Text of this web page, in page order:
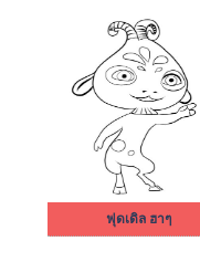
ฟุดเดิล ฮาๆ